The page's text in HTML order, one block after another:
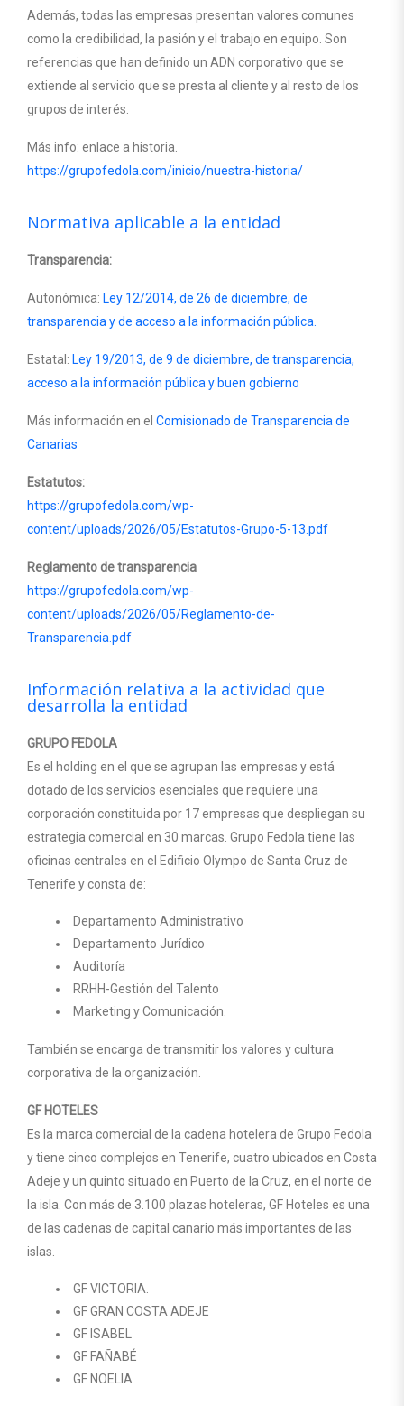
Además, todas las empresas presentan valores comunes
como la credibilidad, la pasión y el trabajo en equipo. Son
referencias que han definido un ADN corporativo que se
extiende al servicio que se presta al cliente y al resto de los
grupos de interés.
Más info: enlace a historia.
https://grupofedola.com/inicio/nuestra-historia/
Normativa aplicable a la entidad
Transparencia:
Autonómica: Ley 12/2014, de 26 de diciembre, de
transparencia y de acceso a la información pública.
Estatal: Ley 19/2013, de 9 de diciembre, de transparencia,
acceso a la información pública y buen gobierno
Más información en el Comisionado de Transparencia de
Canarias
Estatutos:
https://grupofedola.com/wp-
content/uploads/2026/05/Estatutos-Grupo-5-13.pdf
Reglamento de transparencia
https://grupofedola.com/wp-
content/uploads/2026/05/Reglamento-de-
Transparencia.pdf
Información relativa a la actividad que
desarrolla la entidad
GRUPO FEDOLA
Es el holding en el que se agrupan las empresas y está
dotado de los servicios esenciales que requiere una
corporación constituida por 17 empresas que despliegan su
estrategia comercial en 30 marcas. Grupo Fedola tiene las
oficinas centrales en el Edificio Olympo de Santa Cruz de
Tenerife y consta de:
Departamento Administrativo
Departamento Jurídico
Auditoría
RRHH-Gestión del Talento
Marketing y Comunicación.
También se encarga de transmitir los valores y cultura
corporativa de la organización.
GF HOTELES
Es la marca comercial de la cadena hotelera de Grupo Fedola
y tiene cinco complejos en Tenerife, cuatro ubicados en Costa
Adeje y un quinto situado en Puerto de la Cruz, en el norte de
la isla. Con más de 3.100 plazas hoteleras, GF Hoteles es una
de las cadenas de capital canario más importantes de las
islas.
GF VICTORIA.
GF GRAN COSTA ADEJE
GF ISABEL
GF FAÑABÉ
GF NOELIA